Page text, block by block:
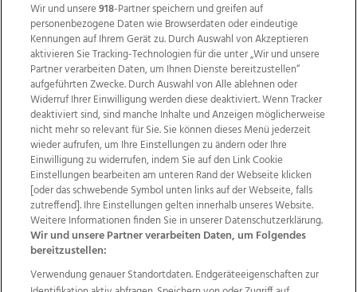
Wir über uns Mediadaten Kontakt
Jobs
Datenschutz
Impressum
AGB Anzeigekunden
AGB Website
Ehrenkodex Politische Werbung
Weitere Angebote des Medienhauses Wimmer
Wir und unsere918-Partner speichern und greifen auf
personenbezogene Daten wie Browserdaten oder eindeutige
Kennungen auf Ihrem Gerät zu. Durch Auswahl von Akzeptieren
aktivieren Sie Tracking-Technologien für die unter „Wir und unsere
Partner verarbeiten Daten, um Ihnen Dienste bereitzustellen“
aufgeführten Zwecke. Durch Auswahl von Alle ablehnen oder
Widerruf Ihrer Einwilligung werden diese deaktiviert. Wenn Tracker
deaktiviert sind, sind manche Inhalte und Anzeigen möglicherweise
nicht mehr so relevant für Sie. Sie können dieses Menü jederzeit
wieder aufrufen, um Ihre Einstellungen zu ändern oder Ihre
Einwilligung zu widerrufen, indem Sie auf den Link Cookie
Einstellungen bearbeiten am unteren Rand der Webseite klicken
[oder das schwebende Symbol unten links auf der Webseite, falls
zutreffend]. Ihre Einstellungen gelten innerhalb unseres Website.
Weitere Informationen finden Sie in unserer Datenschutzerklärung.
Wir und unsere Partner verarbeiten Daten, um Folgendes
bereitzustellen:
Verwendung genauer Standortdaten. Endgeräteeigenschaften zur